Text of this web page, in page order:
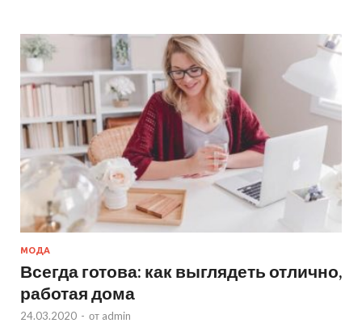
МОДА
Всегда готова: как выглядеть отлично,
работая дома
24.03.2020 - от admin